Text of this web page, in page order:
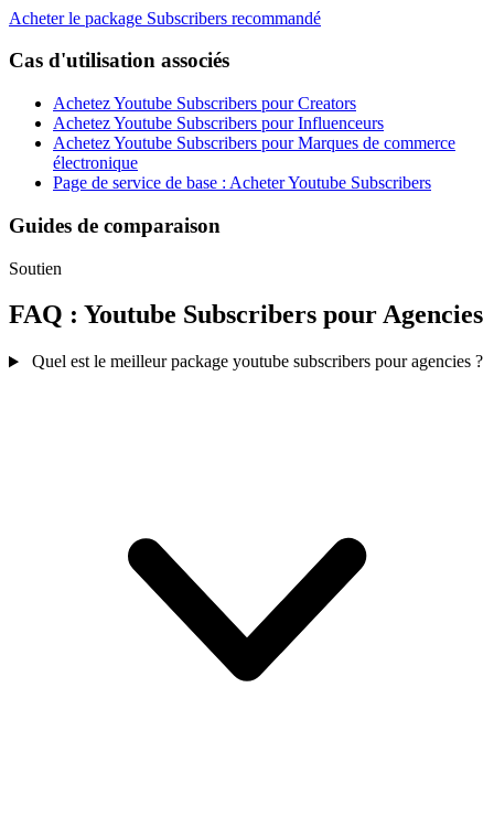
Acheter le package Subscribers recommandé
Cas d'utilisation associés
Achetez Youtube Subscribers pour Creators
Achetez Youtube Subscribers pour Influenceurs
Achetez Youtube Subscribers pour Marques de commerce
électronique
Page de service de base : Acheter Youtube Subscribers
Guides de comparaison
Soutien
FAQ : Youtube Subscribers pour Agencies
Quel est le meilleur package youtube subscribers pour agencies ?